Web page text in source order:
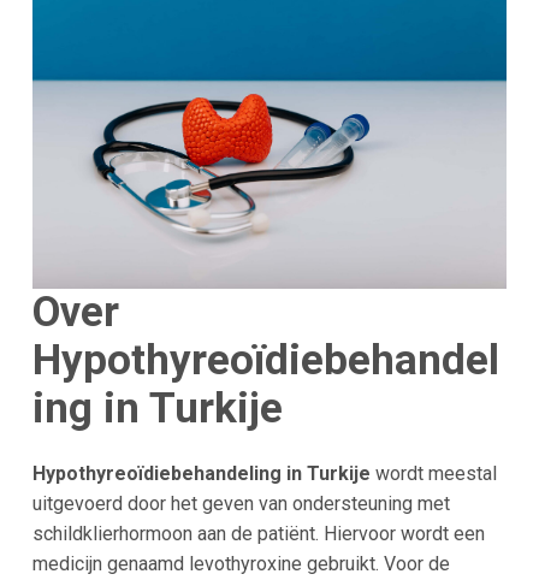
Over
Hypothyreoïdiebehandel
ing in Turkije
Hypothyreoïdiebehandeling in Turkije wordt meestal
uitgevoerd door het geven van ondersteuning met
schildklierhormoon aan de patiënt. Hiervoor wordt een
medicijn genaamd levothyroxine gebruikt. Voor de